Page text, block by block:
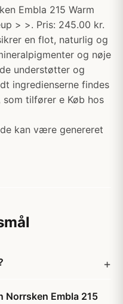
Embla 215 Warm
> >. Pris: 245.00 kr.
en flot, naturlig og
og nøje
understøtter og
ingredienserne findes
tilfører e Køb hos
kan være genereret
Norrsken Embla 215